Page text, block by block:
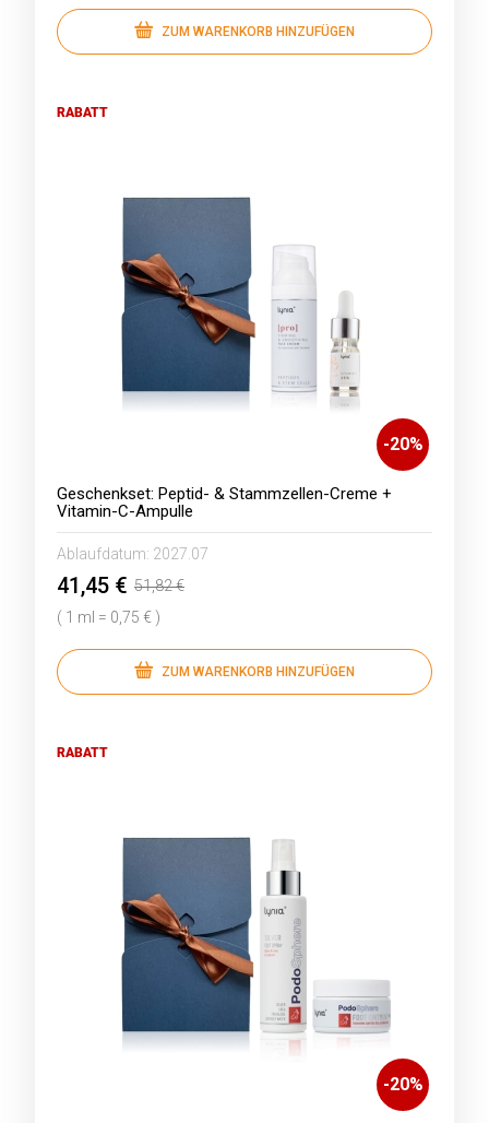
ZUM WARENKORB HINZUFÜGEN
-20%
Geschenkset: Peptid- & Stammzellen-Creme +
Vitamin-C-Ampulle
Ablaufdatum: 2027.07
41,45 € 51,82 €
( 1 ml = 0,75 € )
ZUM WARENKORB HINZUFÜGEN
RABATT
-20%
RABATT